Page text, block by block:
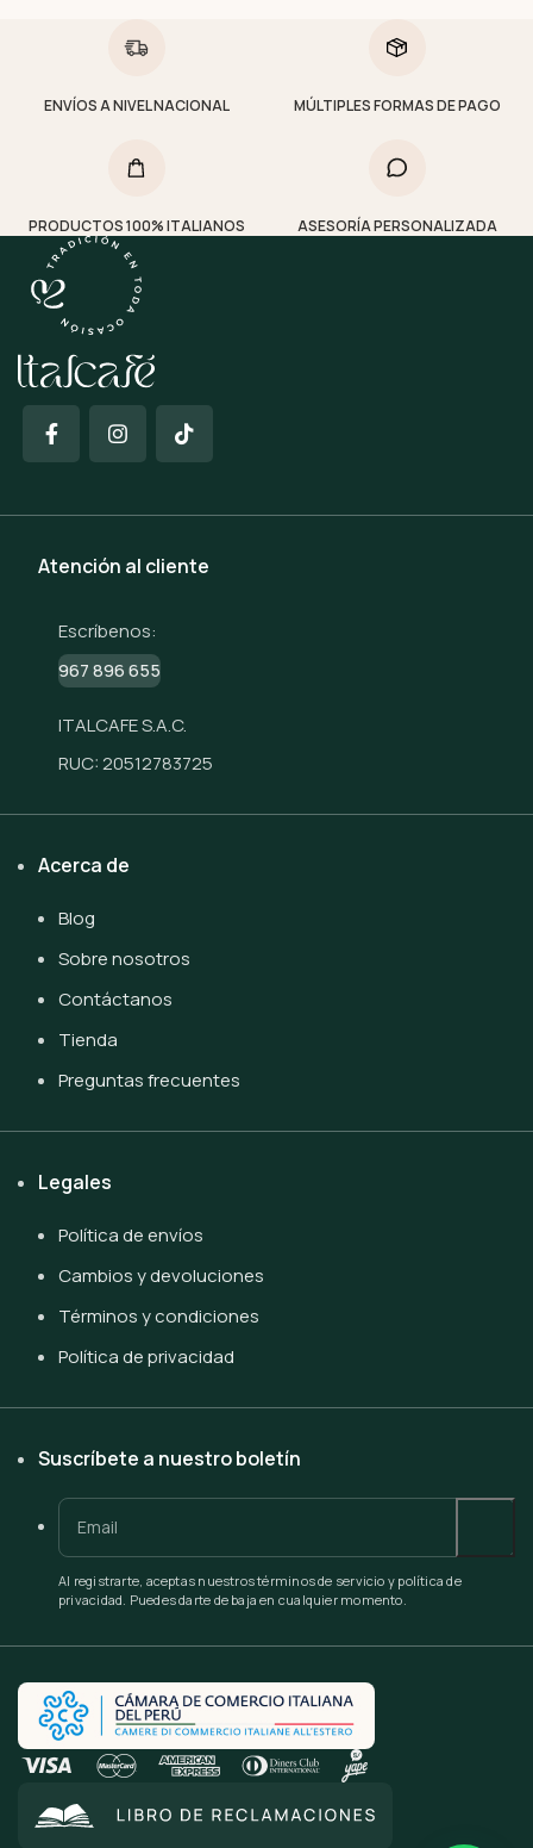
ENVÍOS A NIVEL NACIONAL MÚLTIPLES FORMAS DE PAGO
PRODUCTOS 100% ITALIANOS ASESORÍA PERSONALIZADA
Atención al cliente
Escríbenos:
967 896 655
ITALCAFE S.A.C.
RUC: 20512783725
Acerca de
Blog
Sobre nosotros
Contáctanos
Tienda
Preguntas frecuentes
Legales
Política de envíos
Cambios y devoluciones
Términos y condiciones
Política de privacidad
Suscríbete a nuestro boletín
Al registrarte, aceptas nuestros términos de servicio y política de
privacidad. Puedes darte de baja en cualquier momento.